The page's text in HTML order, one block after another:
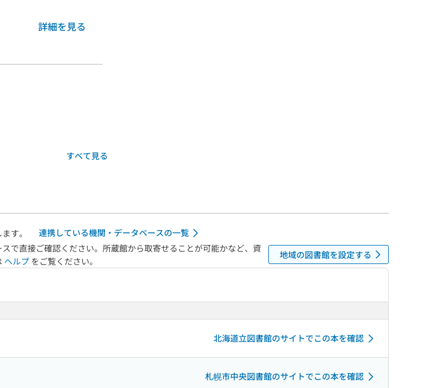
詳細を見る
すべて見る
す。
連携している機関・データベースの一覧
で直接ご確認ください。所蔵館から取寄せることが可能かなど、資
ヘルプ をご覧ください。
地域の図書館を設定する
北海道立図書館のサイトでこの本を確認
札幌市中央図書館のサイトでこの本を確認